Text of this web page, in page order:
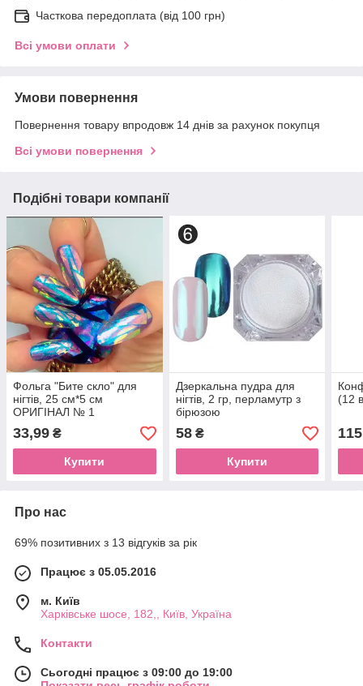
Часткова передоплата (від 100 грн)
Всі умови оплати
Умови повернення
Повернення товару впродовж 14 днів за рахунок покупця
Всі умови повернення
Подібні товари компанії
Фольга "Бите скло" для
нігтів, 25 см*5 см
ОРИГІНАЛ № 1
33,99 ₴
Купити
Дзеркальна пудра для
нігтів, 2 гр, перламутр з
бірюзою
58₴
Купити
(12
Про нас
69% позитивних з 13 відгуків за рік
Працює з 05.05.2016
м. Київ
Харківське шосе, 182,, Київ, Україна
Контакти
Сьогодні працює з 09:00 до 19:00